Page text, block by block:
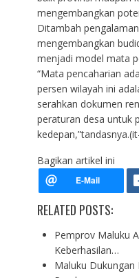
mengembangkan
Ditambah
mengembangkan
menjadi model mata
“Mata pencaharian
persen wilayah ini
serahkan dokumen
peraturan desa untuk
Bagikan artikel ini
RELATED POSTS:
Pemprov Maluku
Keberhasilan…
Maluku